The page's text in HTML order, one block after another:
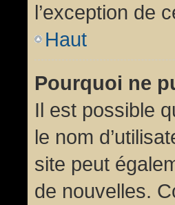
l’exception de
Haut
Pourquoi ne
Il est possible
le nom
site peut
de nouvelles.